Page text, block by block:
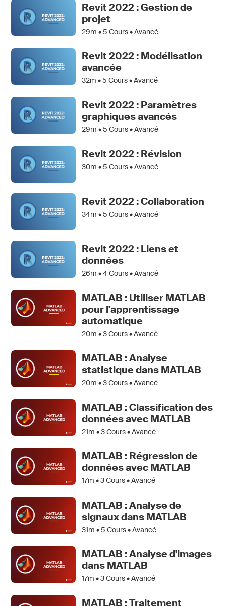
Revit 2022 : Gestion de
projet
29m •5 Cours • Avancé
Revit 2022 : Modélisation
avancée
32m •5 Cours • Avancé
Revit 2022 : Paramètres
graphiques avancés
29m •5 Cours • Avancé
Revit 2022 : Révision
30m •5 Cours • Avancé
Revit 2022 : Collaboration
34m •5 Cours • Avancé
Revit 2022 : Liens et
données
26m •4Cours • Avancé
MATLAB : Utiliser MATLAB
pour l'apprentissage
automatique
20m •3Cours • Avancé
MATLAB : Analyse
statistique dans MATLAB
20m •3Cours • Avancé
MATLAB : Classification des
données avec MATLAB
21m •3Cours • Avancé
MATLAB : Régression de
données avec MATLAB
17m •3Cours • Avancé
MATLAB : Analyse de
signaux dans MATLAB
31m •5 Cours • Avancé
MATLAB : Analyse d'images
dans MATLAB
17m •3Cours • Avancé
MATLAB : Traitement